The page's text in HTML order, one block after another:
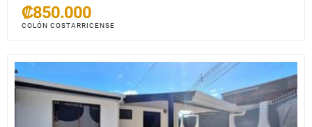
₡850.000
COLÓN COSTARRICENSE